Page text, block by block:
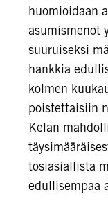
huomioidaan
asumismenot
suuruiseksi
hankkia
kolmen
poistettaisiin
Kelan
tosiasiallista
edullisempaa